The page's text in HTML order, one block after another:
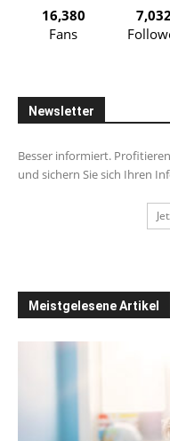
16,380
Fans
Newsletter
Besser informiert.
und sichern Sie sich Ihren
Meistgelesene Artikel